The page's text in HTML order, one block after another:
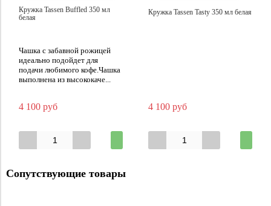
Кружка Tassen Buffled 350 мл
белая
Чашка с забавной рожицей
идеально подойдет для
подачи любимого кофе.Чашка
выполнена из высококаче...
4 100 руб
Кружка Tassen Tasty 350 мл белая
4 100 руб
Сопутствующие товары